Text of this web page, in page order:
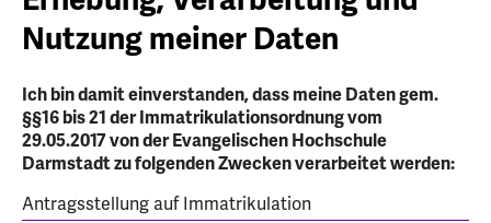
Nutzung meiner Daten
Ich bin damit einverstanden, dass meine Daten gem.
§§16 bis 21 der Immatrikulationsordnung vom
29.05.2017 von der Evangelischen Hochschule
Darmstadt zu folgenden Zwecken verarbeitet werden:
Antragsstellung auf Immatrikulation